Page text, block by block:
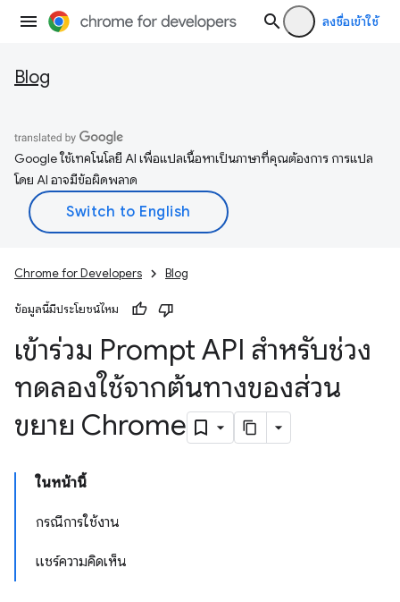
ลงชื่อเข้าใช้
Blog
Google ใช้เทคโนโลยี AI เพื่อแปลเนื้อหาเป็นภาษาที่คุณต้องการ การแปล
โดย AI อาจมีข้อผิดพลาด
Chrome for Developers Blog
ข้อมูลนี้มีประโยชน์ไหม
เข้าร่วม Prompt API สำหรับช่วง
ทดลองใช้จากต้นทางของส่วน
ขยาย Chrome
ในหน้านี้
กรณีการใช้งาน
แชร์ความคิดเห็น